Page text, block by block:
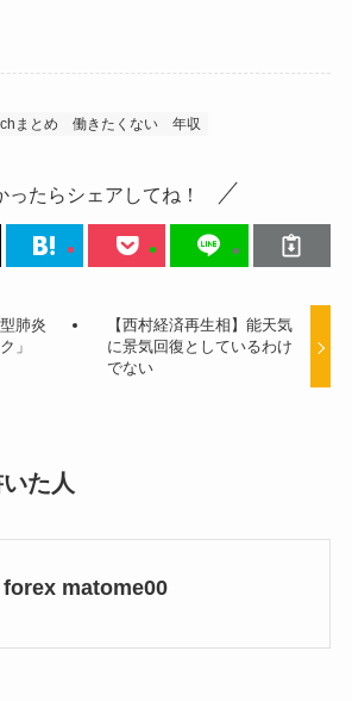
まとめ 働きたくない 年収
ったらシェアしてね！
肺炎
ク」
【西村経済再生相】能天気
に景気回復としているわけ
でない
た人
forex matome00